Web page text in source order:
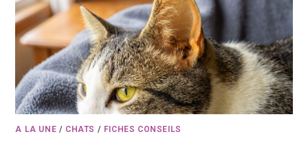
A LA UNE / CHATS / FICHES CONSEILS